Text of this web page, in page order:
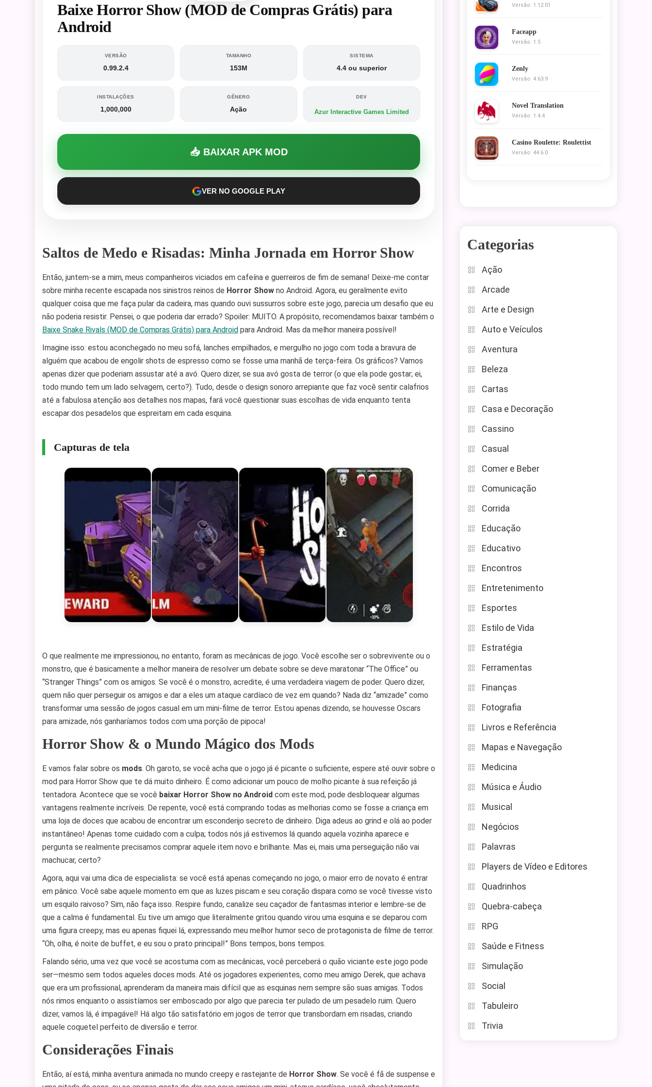
Baixe Horror Show (MOD de Compras Grátis) para
Android
VERSÃO
0.99.2.4
TAMANHO
153M
SISTEMA
4.4 ou superior
INSTALAÇÕES
1,000,000
GÊNERO
Ação
DEV
Azur Interactive Games Limited
📥 BAIXAR APK MOD
VER NO GOOGLE PLAY
Saltos de Medo e Risadas: Minha Jornada em Horror Show
Então, juntem-se a mim, meus companheiros viciados em cafeína e guerreiros de fim de semana! Deixe-me contar
sobre minha recente escapada nos sinistros reinos de Horror Show no Android. Agora, eu geralmente evito
qualquer coisa que me faça pular da cadeira, mas quando ouvi sussurros sobre este jogo, parecia um desafio que eu
não poderia resistir. Pensei, o que poderia dar errado? Spoiler: MUITO. A propósito, recomendamos baixar também o
Baixe Snake Rivals (MOD de Compras Grátis) para Android para Android. Mas da melhor maneira possível!
Imagine isso: estou aconchegado no meu sofá, lanches empilhados, e mergulho no jogo com toda a bravura de
alguém que acabou de engolir shots de espresso como se fosse uma manhã de terça-feira. Os gráficos? Vamos
apenas dizer que poderiam assustar até a avó. Quero dizer, se sua avó gosta de terror (o que ela pode gostar; ei,
todo mundo tem um lado selvagem, certo?). Tudo, desde o design sonoro arrepiante que faz você sentir calafrios
até a fabulosa atenção aos detalhes nos mapas, fará você questionar suas escolhas de vida enquanto tenta
escapar dos pesadelos que espreitam em cada esquina.
Capturas de tela
O que realmente me impressionou, no entanto, foram as mecânicas de jogo. Você escolhe ser o sobrevivente ou o
monstro, que é basicamente a melhor maneira de resolver um debate sobre se deve maratonar “The Office” ou
“Stranger Things” com os amigos. Se você é o monstro, acredite, é uma verdadeira viagem de poder. Quero dizer,
quem não quer perseguir os amigos e dar a eles um ataque cardíaco de vez em quando? Nada diz “amizade” como
transformar uma sessão de jogos casual em um mini-filme de terror. Estou apenas dizendo, se houvesse Oscars
para amizade, nós ganharíamos todos com uma porção de pipoca!
Horror Show & o Mundo Mágico dos Mods
E vamos falar sobre os mods. Oh garoto, se você acha que o jogo já é picante o suficiente, espere até ouvir sobre o
mod para Horror Show que te dá muito dinheiro. É como adicionar um pouco de molho picante à sua refeição já
tentadora. Acontece que se você baixar Horror Show no Android com este mod, pode desbloquear algumas
vantagens realmente incríveis. De repente, você está comprando todas as melhorias como se fosse a criança em
uma loja de doces que acabou de encontrar um esconderijo secreto de dinheiro. Diga adeus ao grind e olá ao poder
instantâneo! Apenas tome cuidado com a culpa; todos nós já estivemos lá quando aquela vozinha aparece e
pergunta se realmente precisamos comprar aquele item novo e brilhante. Mas ei, mais uma perseguição não vai
machucar, certo?
Agora, aqui vai uma dica de especialista: se você está apenas começando no jogo, o maior erro de novato é entrar
em pânico. Você sabe aquele momento em que as luzes piscam e seu coração dispara como se você tivesse visto
um esquilo raivoso? Sim, não faça isso. Respire fundo, canalize seu caçador de fantasmas interior e lembre-se de
que a calma é fundamental. Eu tive um amigo que literalmente gritou quando virou uma esquina e se deparou com
uma figura creepy, mas eu apenas fiquei lá, expressando meu melhor humor seco de protagonista de filme de terror.
“Oh, olha, é noite de buffet, e eu sou o prato principal!” Bons tempos, bons tempos.
Falando sério, uma vez que você se acostuma com as mecânicas, você perceberá o quão viciante este jogo pode
ser—mesmo sem todos aqueles doces mods. Até os jogadores experientes, como meu amigo Derek, que achava
que era um profissional, aprenderam da maneira mais difícil que as esquinas nem sempre são suas amigas. Todos
nós rimos enquanto o assistíamos ser emboscado por algo que parecia ter pulado de um pesadelo ruim. Quero
dizer, vamos lá, é impagável! Há algo tão satisfatório em jogos de terror que transbordam em risadas, criando
aquele coquetel perfeito de diversão e terror.
Considerações Finais
Então, aí está, minha aventura animada no mundo creepy e rastejante de Horror Show. Se você é fã de suspense e
Versão: 1.12.01
Faceapp
Versão: 1.5
Zenly
Versão: 4.63.9
Novel Translation
Versão: 1.4.4
Casino Roulette: Roulettist
Versão: 44.6.0
Categorias
Ação
Arcade
Arte e Design
Auto e Veículos
Aventura
Beleza
Cartas
Casa e Decoração
Cassino
Casual
Comer e Beber
Comunicação
Corrida
Educação
Educativo
Encontros
Entretenimento
Esportes
Estilo de Vida
Estratégia
Ferramentas
Finanças
Fotografia
Livros e Referência
Mapas e Navegação
Medicina
Música e Áudio
Musical
Negócios
Palavras
Players de Vídeo e Editores
Quadrinhos
Quebra-cabeça
RPG
Saúde e Fitness
Simulação
Social
Tabuleiro
Trivia